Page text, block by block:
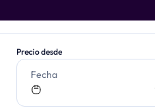
Precio desde
Fecha